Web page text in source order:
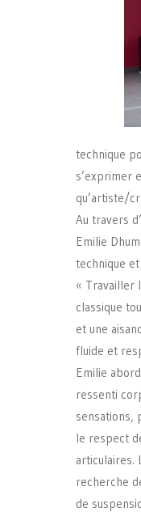
technique
s’exprimer
qu’artiste/
Au travers
Emilie
technique
« Travailler
classique
et une
fluide et
Emilie
ressenti
sensations,
le respect
articulaires.
recherche
de